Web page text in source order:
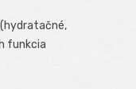
funkcia